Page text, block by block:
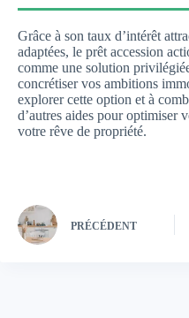
Grâce à son taux d’intérêt
adaptées, le prêt accession
comme une solution
concrétiser vos ambitions
explorer cette option et à
d’autres aides pour optimiser
votre rêve de propriété.
PRÉCÉDENT